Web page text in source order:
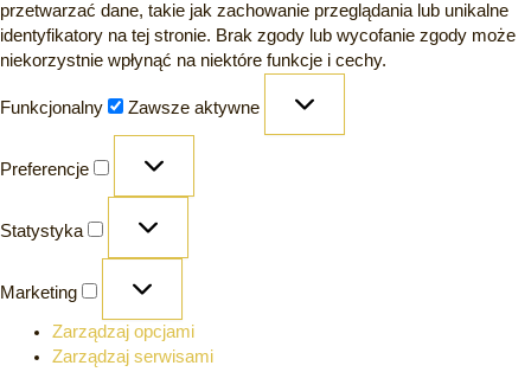
przetwarzać dane, takie jak zachowanie przeglądania lub unikalne
identyfikatory na tej stronie. Brak zgody lub wycofanie zgody może
niekorzystnie wpłynąć na niektóre funkcje i cechy.
Funkcjonalny Zawsze aktywne
Preferencje
Statystyka
Marketing
Zarządzaj opcjami
Zarządzaj serwisami